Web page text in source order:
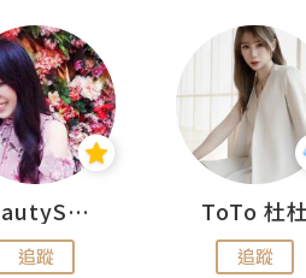
BeautySearch
追蹤
ToTo 杜
追蹤